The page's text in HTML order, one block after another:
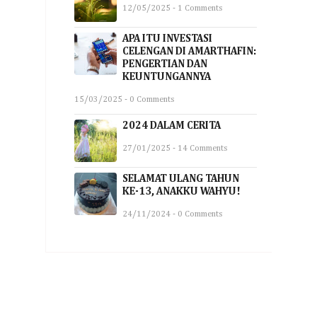
12/05/2025 - 1 Comments
APA ITU INVESTASI
CELENGAN DI AMARTHAFIN:
PENGERTIAN DAN
KEUNTUNGANNYA
15/03/2025 - 0 Comments
2024 DALAM CERITA
27/01/2025 - 14 Comments
SELAMAT ULANG TAHUN
KE-13, ANAKKU WAHYU!
24/11/2024 - 0 Comments